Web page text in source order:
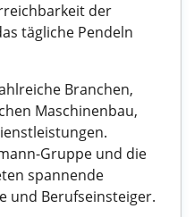
der
tägliche Pendeln
Branchen,
Maschinenbau,
Gruppe und die
spannende
und Berufseinsteiger.